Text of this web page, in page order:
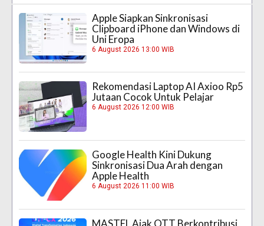
Apple Siapkan Sinkronisasi
Clipboard iPhone dan Windows di
Uni Eropa
6 August 2026 13:00 WIB
Rekomendasi Laptop AI Axioo Rp5
Jutaan Cocok Untuk Pelajar
6 August 2026 12:00 WIB
Google Health Kini Dukung
Sinkronisasi Dua Arah dengan
Apple Health
6 August 2026 11:00 WIB
MASTEL Ajak OTT Berkontribusi